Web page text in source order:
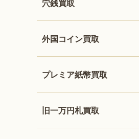
穴銭買取
外国コイン買取
プレミア紙幣買取
旧一万円札買取